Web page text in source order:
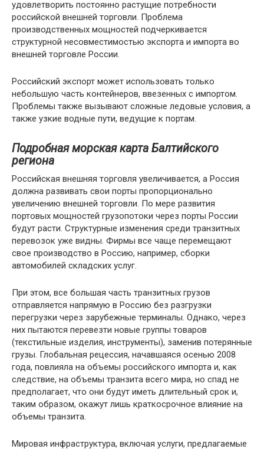
удовлетворить постоянно растущие потребности
российской внешней торговли. Проблема
производственных мощностей подчеркивается
структурной несовместимостью экспорта и импорта во
внешней торговле России.
Российский экспорт может использовать только
небольшую часть контейнеров, ввезенных с импортом.
Проблемы также вызывают сложные ледовые условия, а
также узкие водные пути, ведущие к портам.
Подробная морская карта Балтийского
региона
Российская внешняя торговля увеличивается, а Россия
должна развивать свои порты пропорционально
увеличению внешней торговли. По мере развития
портовых мощностей грузопотоки через порты России
будут расти. Структурные изменения среди транзитных
перевозок уже видны. Фирмы все чаще перемещают
свое производство в Россию, например, сборки
автомобилей складских услуг.
При этом, все большая часть транзитных грузов
отправляется напрямую в Россию без разгрузки
перегрузки через зарубежные терминалы. Однако, через
них пытаются перевезти новые группы товаров
(текстильные изделия, инструменты), заменив потерянные
грузы. Глобальная рецессия, начавшаяся осенью 2008
года, повлияла на объемы российского импорта и, как
следствие, на объемы транзита всего мира, но спад не
предполагает, что они будут иметь длительный срок и,
таким образом, окажут лишь краткосрочное влияние на
объемы транзита.
Мировая инфраструктура, включая услуги, предлагаемые